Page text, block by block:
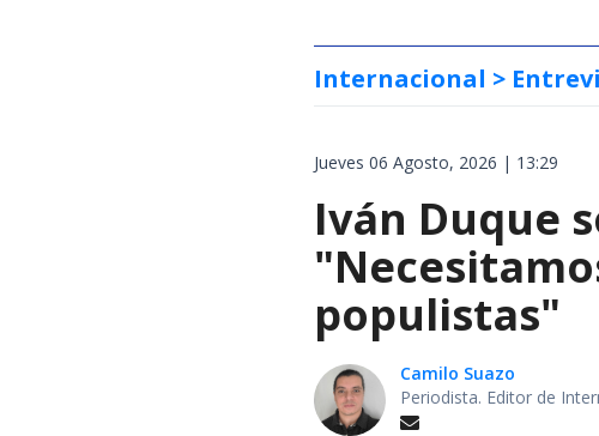
Internacional >
Jueves 06 Agosto, 2026 | 13:29
Iván Duque
populistas"
Camilo Suazo
Periodista. Editor de